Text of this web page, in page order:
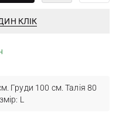
КЛІК
Груди 100 см. Талія 80
L